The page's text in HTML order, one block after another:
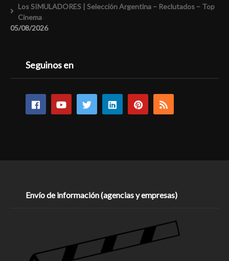
Los SIMULADORES | Selección Argentina – Reclutados – Top
Cinema
05/08/2026
Seguinos en
Envío de información (agencias y empresas)